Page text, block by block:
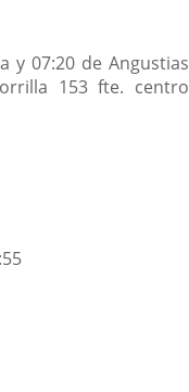
y 07:20 de Angustias
153 fte. centro